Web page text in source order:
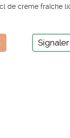
de crème fraîche